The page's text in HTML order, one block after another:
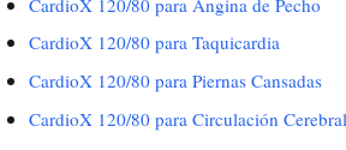
CardioX 120/80 para Taquicardia
CardioX 120/80 para Piernas Cansadas
CardioX 120/80 para Circulación Cerebral